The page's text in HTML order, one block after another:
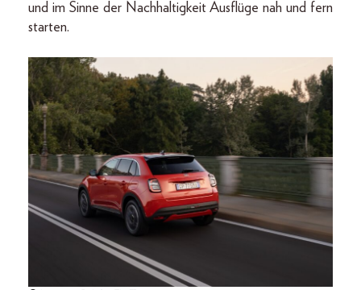
und im Sinne der Nachhaltigkeit Ausflüge nah und fern
starten.